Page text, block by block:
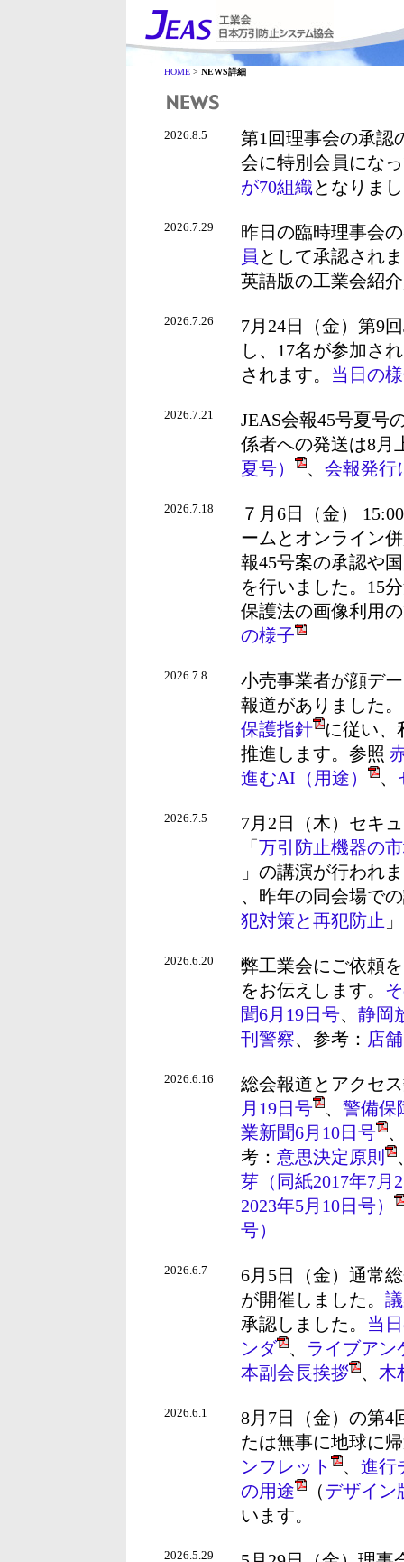
HOME > NEWS詳細
2026.8.5
第1回理事会の承認
会に特別会員にな
が70組織となりま
2026.7.29
昨日の臨時理事会
員 として承認され
英語版の工業会紹
2026.7.26
7月24日（金）第9
し、17名が参加さ
されます。 当日の
2026.7.21
JEAS会報45号夏号
係者への発送は8月
夏号）
、 会報発行
2026.7.18
７月6日（金）
ームとオンライン
報45号案の承認や
を行いました。15
保護法の画像利用
の様子
2026.7.8
小売事業者が顔デ
報道がありました
保護指針
に従い、
推進します。参照
進むAI（用途）
、
2026.7.5
7月2日（木）セキ
「 万引防止機器の
」の講演が行われ
、昨年の同会場で
犯対策と再犯防止 」
2026.6.20
弊工業会にご依頼
をお伝えします。
聞6月19日号、 静岡
刊警察、参考： 店
2026.6.16
総会報道とアクセ
月19日号
、 警備保
業新聞6月10日号
考： 意思決定原則
芽（同紙2017年7月
2023年5月10日号）
号）
2026.6.7
6月5日（金）通常
が開催しました。
承認しました。 当
ンダ
、 ライブアン
本副会長挨拶
、 木
2026.6.1
8月7日（金）の第4
たは無事に地球に
ンフレット
、 進行
の用途
（デザイン
います。
2026.5.29